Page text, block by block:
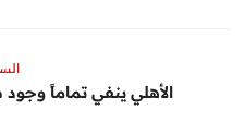
الأهلي ينفي تماماً